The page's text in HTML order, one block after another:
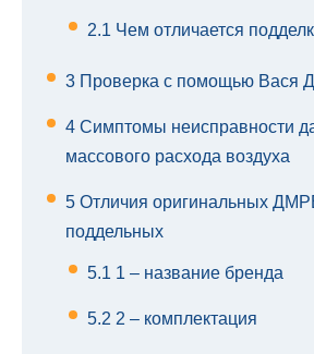
2.1 Чем отличается
3 Проверка с помощью Вася
4 Симптомы неисправности
массового расхода воздуха
5 Отличия оригинальных
поддельных
5.1 1 – название бренда
5.2 2 – комплектация